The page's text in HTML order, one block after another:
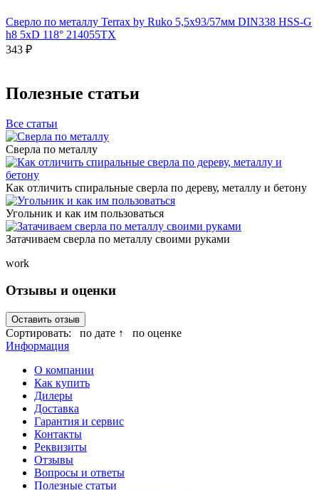
Сверло по металлу Terrax by Ruko 5,5x93/57мм DIN338 HSS-G
h8 5xD 118° 214055TX
343 ₽
Полезные статьи
Все статьи
Сверла по металлу
Как отличить спиральные сверла по дереву, металлу и бетону
Угольник и как им пользоваться
Затачиваем сверла по металлу своими руками
work
Отзывы и оценки
Оставить отзыв
Сортировать: по дате ↑
по оценке
Информация
О компании
Как купить
Дилеры
Доставка
Гарантия и сервис
Контакты
Реквизиты
Отзывы
Вопросы и ответы
Полезные статьи